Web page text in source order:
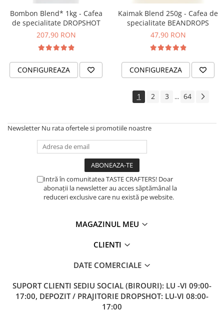
TONE
Ubermilk
Zuma
Promotii
verde
Consultanta private label cafea
Consultanta deschidere
coffeeshop de specialitate
Start up - Cafenea
Oferta personalizata B2B
Bombon Blend* 1kg - Cafea
de specialitate DROPSHOT
207,90 RON
CONFIGUREAZA
Kaimak Blend 250g - Cafea de
specialitate BEANDROPS
47,90 RON
CONFIGUREAZA
1 2 3 ... 64
Newsletter Nu rata ofertele si promotiile noastre
Intră în comunitatea TASTE CRAFTERS! Doar
abonații la newsletter au acces săptămânal la
reduceri exclusive care nu există pe website.
MAGAZINUL MEU
CLIENTI
DATE COMERCIALE
SUPORT CLIENTI SEDIU SOCIAL (BIROURI): LU -VI 09:00-
17:00, DEPOZIT / PRAJITORIE DROPSHOT: LU-VI 08:00-
17:00